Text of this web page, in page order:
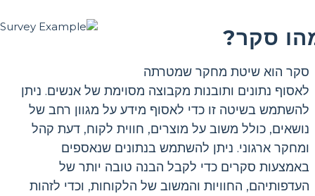
סקר?
סקר הוא שיטת מחקר שמטרתה
לאסוף נתונים ותובנות מקבוצה מסוימת של אנשים. ניתן
להשתמש בשיטה זו כדי לאסוף מידע על מגוון רחב של
נושאים, כולל משוב על מוצרים, חווית לקוח, דעת קהל
ומחקר ארגוני. ניתן להשתמש בנתונים שנאספים
באמצעות סקרים כדי לקבל הבנה טובה יותר של
העדפותיהם, החוויות והמשוב של הלקוחות, וכדי לזהות